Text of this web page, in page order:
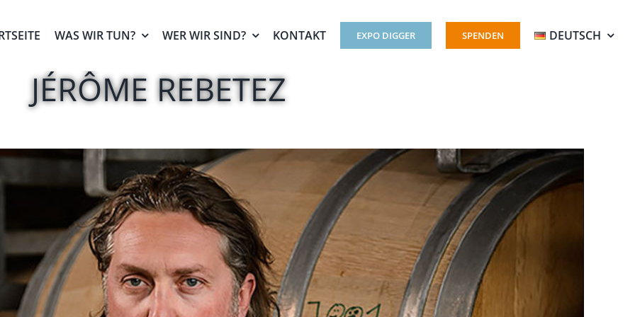
WAS WIR TUN? WER WIR SIND? KONTAKT EXPO DIGGER SPENDEN DEUTSCH
JÉRÔME REBETEZ